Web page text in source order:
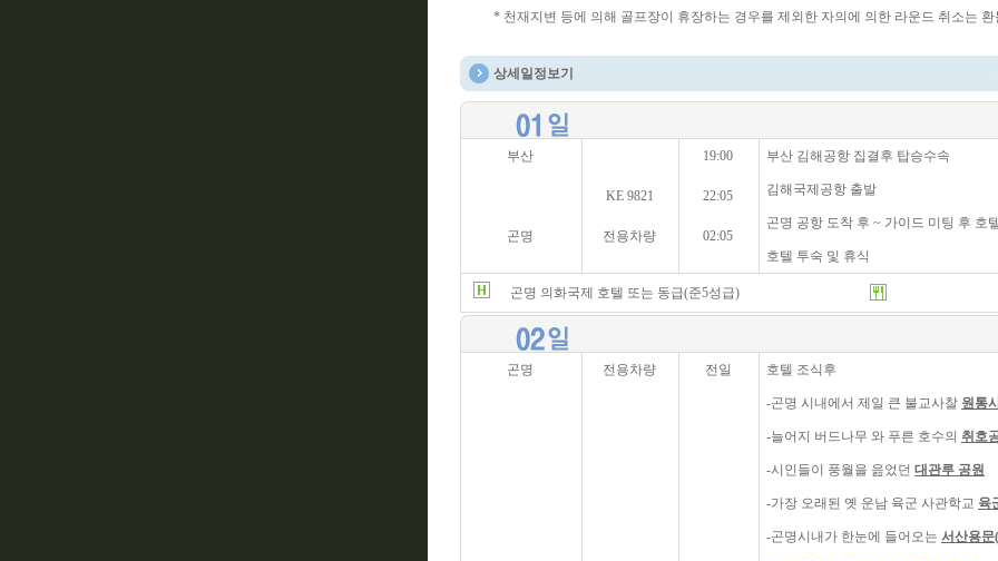
* 천재지변 등에 의해 골프장이 휴장하는 경우를 제외한 자의에 의한 라운드 취소는
상세일정보기
부산
곤명
KE 9821
전용차량
19:00
22:05
02:05
부산 김해공항 집결후 탑승수속
김해국제공항 출발
곤명 공항 도착 후 ~ 가이드 미팅 후 호
호텔 투숙 및 휴식
곤명 의화국제 호텔 또는 동급(준5성급)
곤명 전용차량 전일 호텔 조식후
-곤명 시내에서 제일 큰 불교사찰 원통
-늘어지 버드나무 와 푸른 호수의 취호
-시인들이 풍월을 읊었던 대관루 공원
-가장 오래된 옛 운남 육군 사관학교 육
-곤명시내가 한눈에 들어오는 서산용문